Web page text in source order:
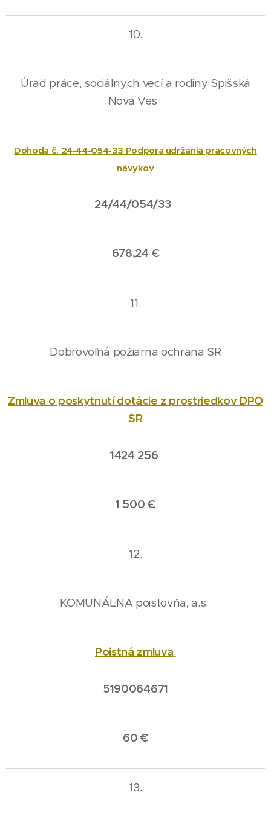
10.
Úrad práce, sociálnych vecí a rodiny Spišská
Nová Ves
Dohoda č. 24-44-054-33 Podpora udržania pracovných
návykov
24/44/054/33
678,24 €
11.
Dobrovoľná požiarna ochrana SR
Zmluva o poskytnutí dotácie z prostriedkov DPO
SR
1424 256
1 500 €
12.
KOMUNÁLNA poisťovňa, a.s.
Poistná zmluva
5190064671
60 €
13.